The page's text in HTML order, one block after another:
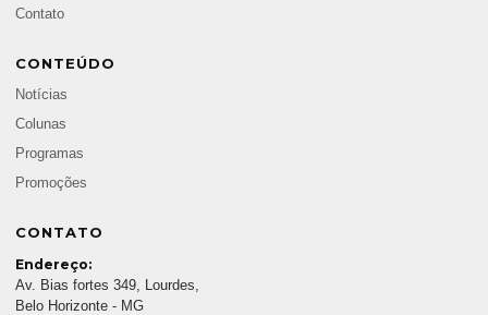
Contato
CONTEÚDO
Notícias
Colunas
Programas
Promoções
CONTATO
Endereço:
Av. Bias fortes 349, Lourdes,
Belo Horizonte - MG